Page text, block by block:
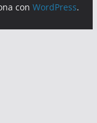
conWordPress.